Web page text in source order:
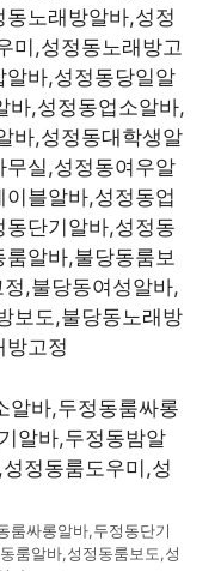
노래방알바,성정
미,성정동노래방고
바,성정동당일알
바,성정동업소알바,
바,성정동대학생알
실,성정동여우알
블알바,성정동업
단기알바,성정동
알바,불당동룸보
,불당동여성알바,
보도,불당동노래방
방고정
룸싸롱알바,두정동단기
룸알바,성정동룸보도,성